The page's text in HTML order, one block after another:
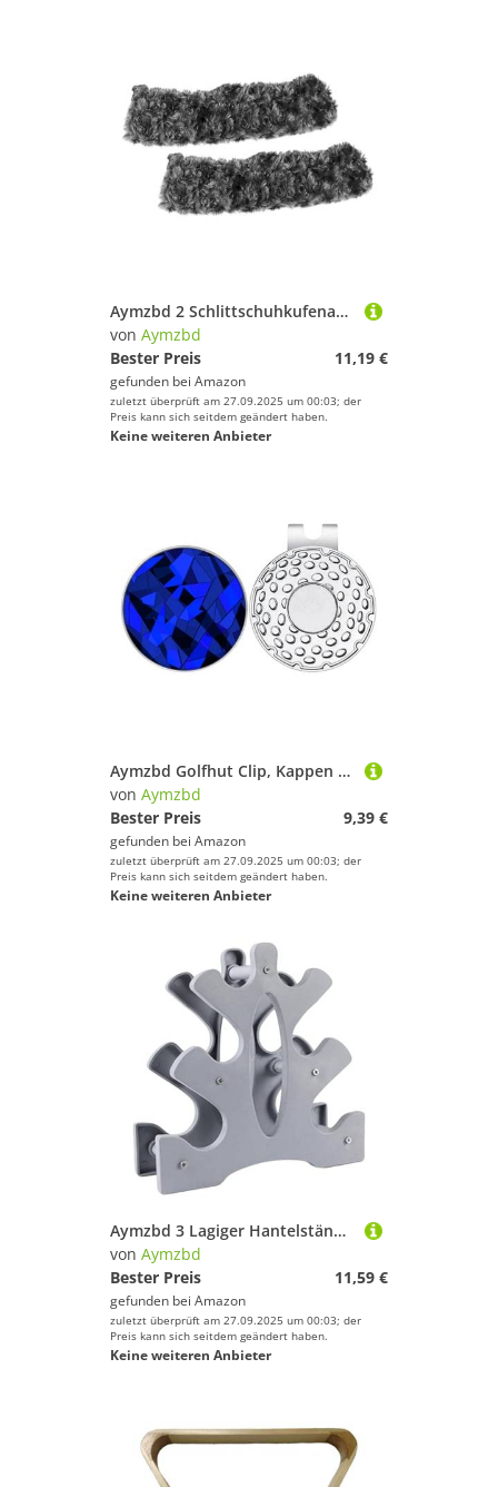
Aymzbd 2 Schlittschuhkufenabdeckungen, Eiskunstlauf Kufenschützer, L, Grau
von Aymzbd
Bester Preis
11,19 €
gefunden bei Amazon
zuletzt überprüft am 27.09.2025 um 00:03; der
Preis kann sich seitdem geändert haben.
Keine weiteren Anbieter
Aymzbd Golfhut Clip, Kappen Clip, Tragbarer Dekorativer Golf Zubehör Ballmarkerhalter Aus Legierung für Damen, Herren, Geschenk, Königsblau
von Aymzbd
Bester Preis
9,39 €
gefunden bei Amazon
zuletzt überprüft am 27.09.2025 um 00:03; der
Preis kann sich seitdem geändert haben.
Keine weiteren Anbieter
Aymzbd 3 Lagiger Hantelständer Organizer. 25 Kg Tragkraft, Kompakt Und Leicht, für Zuhause
von Aymzbd
Bester Preis
11,59 €
gefunden bei Amazon
zuletzt überprüft am 27.09.2025 um 00:03; der
Preis kann sich seitdem geändert haben.
Keine weiteren Anbieter